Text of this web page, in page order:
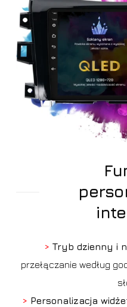
> Tryb dzienny i
przełączanie według
> Personalizacja